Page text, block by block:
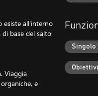
esiste all'interno
base del salto
Viaggia
e
Singolo